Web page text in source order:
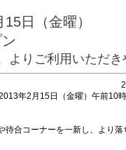
日（金曜）
よりご利用いただき
年2月15日（金曜）午前10
合コーナーを一新し、より落